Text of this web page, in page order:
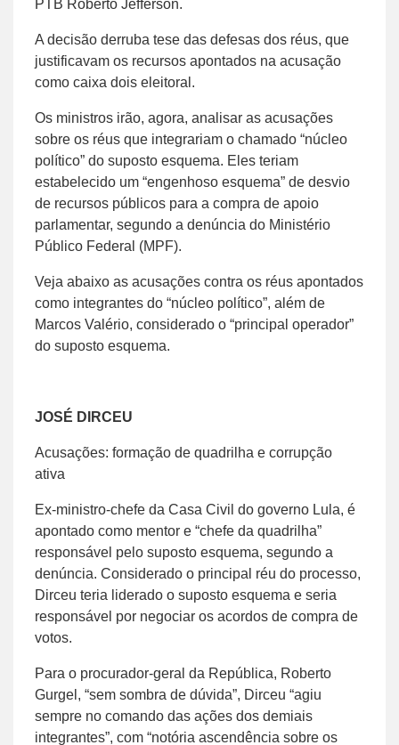
PTB Roberto Jefferson.
A decisão derruba tese das defesas dos réus, que
justificavam os recursos apontados na acusação
como caixa dois eleitoral.
Os ministros irão, agora, analisar as acusações
sobre os réus que integrariam o chamado “núcleo
político” do suposto esquema. Eles teriam
estabelecido um “engenhoso esquema” de desvio
de recursos públicos para a compra de apoio
parlamentar, segundo a denúncia do Ministério
Público Federal (MPF).
Veja abaixo as acusações contra os réus apontados
como integrantes do “núcleo político”, além de
Marcos Valério, considerado o “principal operador”
do suposto esquema.
JOSÉ DIRCEU
Acusações: formação de quadrilha e corrupção
ativa
Ex-ministro-chefe da Casa Civil do governo Lula, é
apontado como mentor e “chefe da quadrilha”
responsável pelo suposto esquema, segundo a
denúncia. Considerado o principal réu do processo,
Dirceu teria liderado o suposto esquema e seria
responsável por negociar os acordos de compra de
votos.
Para o procurador-geral da República, Roberto
Gurgel, “sem sombra de dúvida”, Dirceu “agiu
sempre no comando das ações dos demiais
integrantes”, com “notória ascendência sobre os